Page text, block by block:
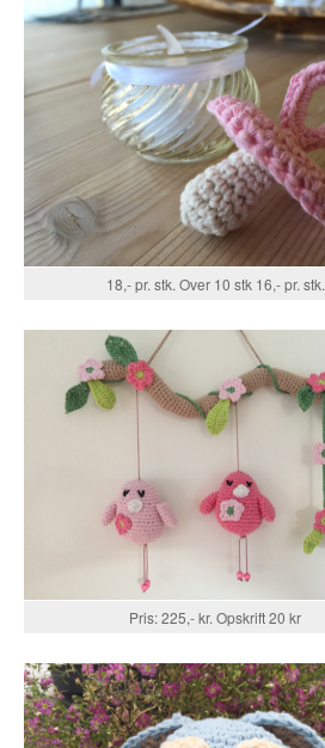
18,- pr. stk. Over 10 stk 16,- pr. stk.
Pris: 225,- kr. Opskrift 20 kr